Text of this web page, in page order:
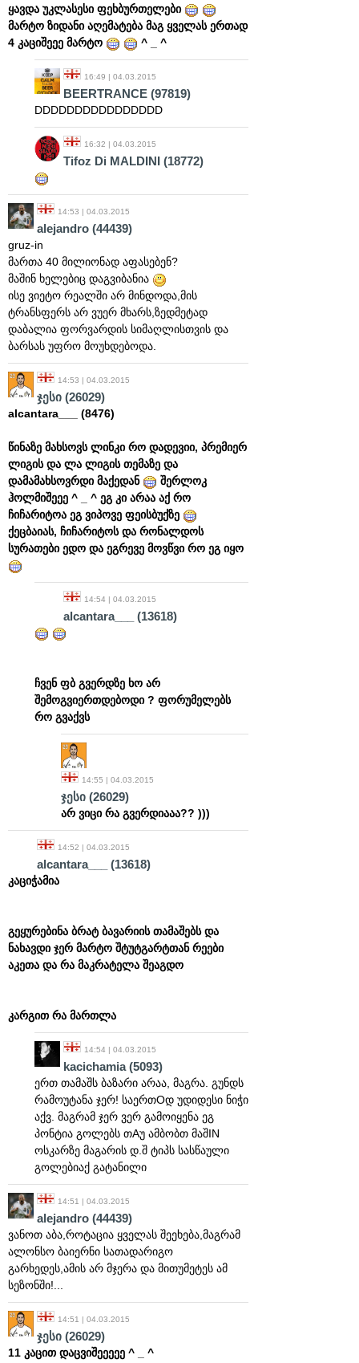
ყავდა უკლასესი ფეხბურთელები
მარტო ზიდანი აღემატება მაგ ყველას ერთად
4 კაციშეეე მარტო
^ _ ^
16:49 | 04.03.2015
BEERTRANCE (97819)
DDDDDDDDDDDDDDDD
16:32 | 04.03.2015
Tifoz Di MALDINI (18772)
14:53 | 04.03.2015
alejandro (44439)
gruz-in
მართა 40 მილიონად აფასებენ?
მაშინ ხელებიც დაგვიბანია
ისე ვიეტო რეალში არ მინდოდა,მის
ტრანსფერს არ ვუერ მხარს,ზედმეტად
დაბალია ფორვარდის სიმაღლისთვის და
ბარსას უფრო მოუხდებოდა.
14:53 | 04.03.2015
ჯესი (26029)
alcantara___ (8476)
წინაზე მახსოვს ლინკი რო დადევიი, პრემიერ
ლიგის და ლა ლიგის თემაზე და
დამამახსოვრდი მაქედან
შერლოკ
ჰოლმიშეეე ^ _ ^ ეგ კი არაა აქ რო
ჩიჩარიტოა ეგ ვიპოვე ფეისბუქზე
ქეცბაიას, ჩიჩარიტოს და რონალდოს
სურათები ედო და ეგრევე მოვწვი რო ეგ იყო
14:54 | 04.03.2015
alcantara___ (13618)
ჩვენ ფბ გვერდზე ხო არ
შემოგვიერთდებოდი ? ფორუმელებს
რო გვაქვს
14:55 | 04.03.2015
ჯესი (26029)
არ ვიცი რა გვერდიააა?? )))
14:52 | 04.03.2015
alcantara___ (13618)
კაციჭამია
გეყურებინა ბრატ ბავარიის თამაშებს და
ნახავდი ჯერ მარტო შტუტგარტთან რეები
აკეთა და რა მაკრატელა შეაგდო
კარგით რა მართლა
14:54 | 04.03.2015
kacichamia(5093)
ერთ თამაშს ბაზარი არაა, მაგრა. გუნდს
რამოუტანა ჯერ! საერთOდ უდიდესი ნიჭი
აქვ. მაგრამ ჯერ ვერ გამოიყენა ეგ
პონტია გოლებს თAუ ამბობთ მაშIN
ოსკარზე მაგარის დ.შ ტიპს სასწაული
გოლებიაქ გატანილი
14:51 | 04.03.2015
alejandro (44439)
ვანოთ აბა,როტაცია ყველას შეეხება,მაგრამ
ალონსო ბაიერნი სათადარიგო
გარხედეს,ამის არ მჯერა და მითუმეტეს ამ
სეზონში!...
14:51 | 04.03.2015
ჯესი (26029)
11 კაცით დაცვიშეეეეე ^ _ ^